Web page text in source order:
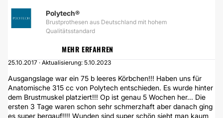
Polytech®
Brustprothesen aus Deutschland mit hohem
Qualitätsstandard
MEHR ERFAHREN
25.10.2017 · Aktualisierung: 5.10.2023
Ausgangslage war ein 75 b leeres Körbchen!!! Haben uns für
Anatomische 315 cc von Polytech entschieden. Es wurde hinter
dem Brustmuskel platziert!!! Op ist genau 5 Wochen her... Die
ersten 3 Tage waren schon sehr schmerzhaft aber danach ging
es super bergauf!!!! Wunden sind super schön sieht man kaum